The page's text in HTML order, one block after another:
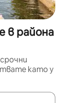
в района
като у